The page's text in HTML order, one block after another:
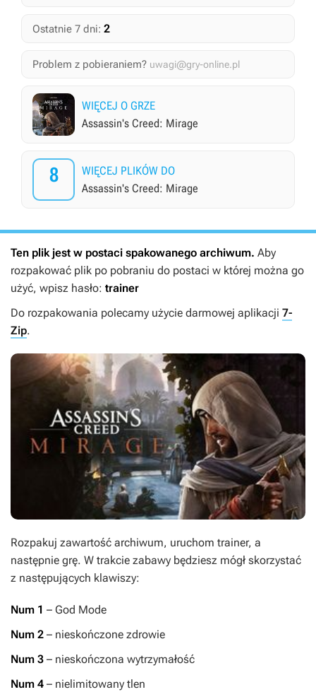
Ostatnie 7 dni: 2
Problem z pobieraniem? uwagi@gry-online.pl
WIĘCEJ O GRZE
Assassin's Creed: Mirage
8
WIĘCEJ PLIKÓW DO
Assassin's Creed: Mirage
Ten plik jest w postaci spakowanego archiwum. Aby
rozpakować plik po pobraniu do postaci w której można go
użyć, wpisz hasło: trainer
Do rozpakowania polecamy użycie darmowej aplikacji 7-
Zip.
Rozpakuj zawartość archiwum, uruchom trainer, a
następnie grę. W trakcie zabawy będziesz mógł skorzystać
z następujących klawiszy:
Num 1 – God Mode
Num 2 – nieskończone zdrowie
Num 3 – nieskończona wytrzymałość
Num 4 – nielimitowany tlen